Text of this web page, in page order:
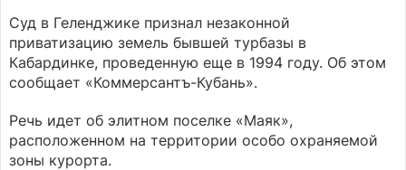
Суд в Геленджике признал незаконной
приватизацию земель бывшей турбазы в
Кабардинке, проведенную еще в 1994 году. Об этом
сообщает «Коммерсантъ-Кубань».
Речь идет об элитном поселке «Маяк»,
расположенном на территории особо охраняемой
зоны курорта.